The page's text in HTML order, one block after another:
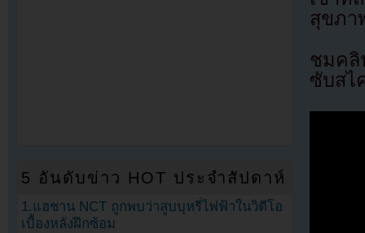
สุขภา
ชมคลิ
ซับสไ
5 อันดับข่าว HOT ประจำสัปดาห์
1.แฮชาน NCT ถูกพบว่าสูบบุหรี่ไฟฟ้าในวิดีโอ
เบื้องหลังฝึกซ้อม